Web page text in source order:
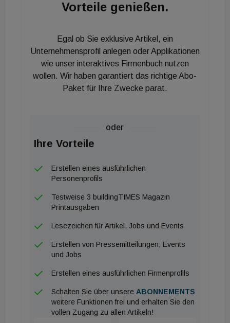
„Unabdingbar ist die Einrichtung einer
Bereich der technischen und finanziellen Beratung,
Durchführung und Abwicklung von
Sanierungsprojekten“, so Reinhold Lindner,
Sprecher von Bau!Massiv!
Förderanträge vereinfachen:
Publikum. Die Höhe der Förderungen soll
unkompliziert ablesbar sein und damit
Entscheidungen erleichtern. Sanierungsmaßnahmen
sollen auch nicht miteinander konkurrieren. Eine
österreichweite Bündelung aller
Fördermöglichkeiten würde zusätzlich vereinfachen.
komplexen Gebäudesanierung unterstützen. Ihr
Service umfasst z. B. Beratung zu
Vorteile genießen.
Egal ob Sie exklusive Artikel, ein
Unternehmensprofil anlegen oder Applikationen
wie unser interaktives Firmenbuch nutzen
wollen. Wir haben garantiert das richtige Abo-
Paket für Ihre Zwecke parat.
oder
Ihre Vorteile
Erstellen eines ausführlichen
Personenprofils
Testweise 3 buildingTIMES Magazin
Printausgaben
Lesezeichen für Artikel, Jobs und Events
Erstellen von Pressemitteilungen, Events
und Jobs
Erstellen eines ausführlichen Firmenprofils
Schalten Sie über unsere ABONNEMENTS
weitere Funktionen frei und erhalten Sie den
vollen Zugang zu allen Artikeln!